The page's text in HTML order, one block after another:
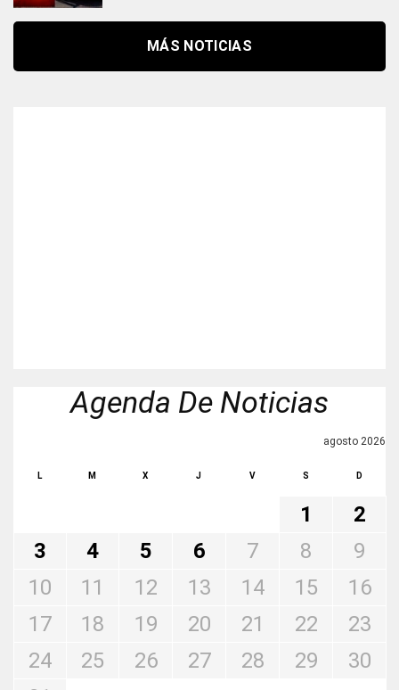
MÁS NOTICIAS
Agenda De Noticias
agosto 2026
L M X J V S D
1
2
3
4 5 6 7 8
9
10
11 12 13 14 15
16
17
18 19 20 21 22
23
24
25 26 27 28 29
30